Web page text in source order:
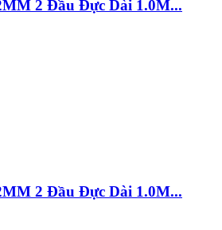
2 Đầu Đực Dài 1.0M...
2 Đầu Đực Dài 1.0M...